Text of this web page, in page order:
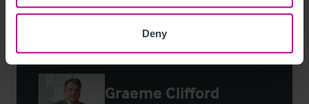
Deny
Graeme Clifford